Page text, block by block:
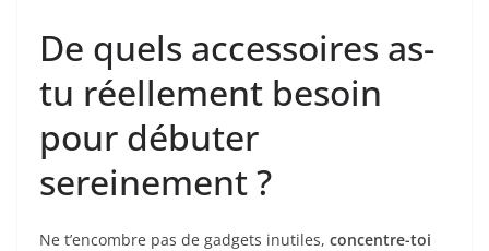
De quels accessoires as-
tu réellement besoin
pour débuter
sereinement ?
Ne t’encombre pas de gadgets inutiles, concentre-toi